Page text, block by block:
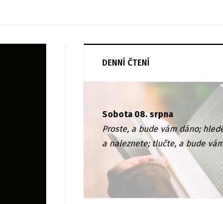
DENNÍ ČTENÍ
Sobota 08. srpna
Proste, a bude vám dáno;
a naleznete; tlučte, a bude